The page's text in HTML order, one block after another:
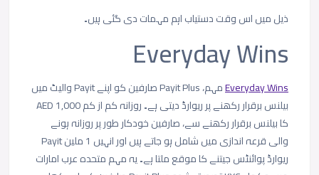
ذیلمیںاسوقتدستیاباہممہماتدیگئیہیں۔
Everyday Wins
Everyday Wins
مہم، Payit Plus صارفین کو اپنے Payit والیٹ میں
بیلنس برقرار رکھنے پر ریوارڈ دیتی ہے۔ روزانہ کم از کم AED 1,000
کا بیلنس برقرار رکھنے سے، صارفین خودکار طور پر روزانہ ہونے
والی قرعہ اندازی میں شامل ہو جاتے ہیں اور انہیں 1 ملین Payit
ریوارڈ پوائنٹس جیتنے کا موقع ملتا ہے۔ یہ مہم متحدہ عرب امارات